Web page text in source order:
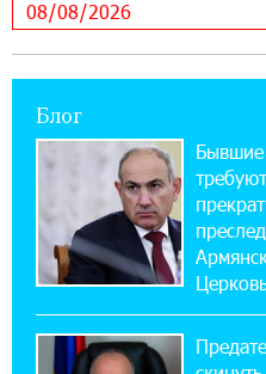
нибудь это
Если Израиль
армян против
значит сам Геноцид?
17:16:14 30-07-2026
ВТБ (Армения):
Блог
Бывшие